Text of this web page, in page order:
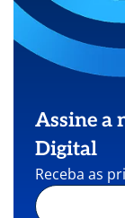
Assine a
Digital
Receba as